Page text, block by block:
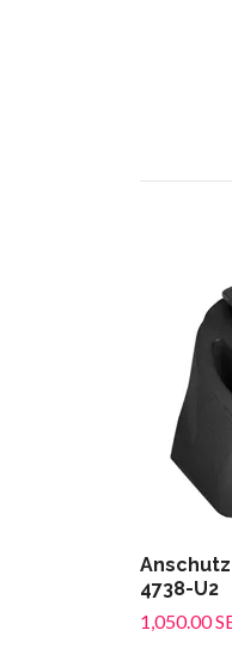
4738-U2
1,050.00